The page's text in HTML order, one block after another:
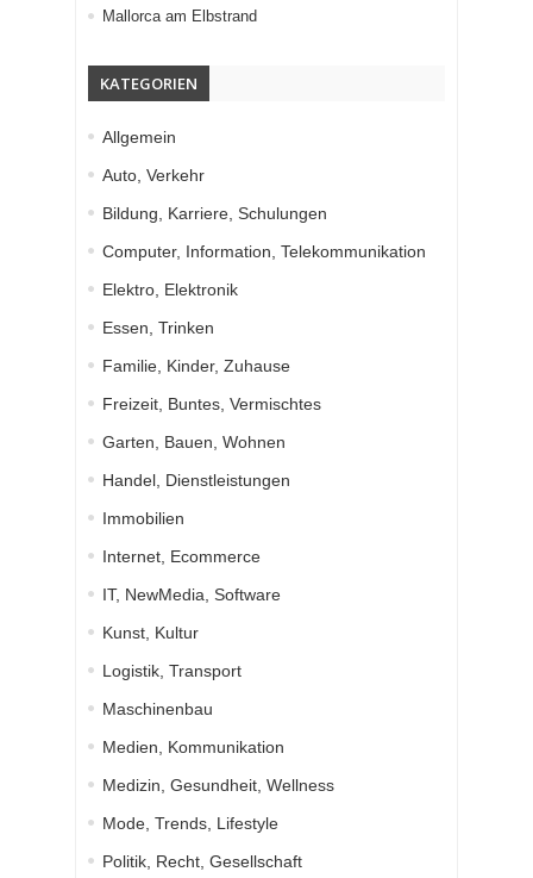
Mallorca am Elbstrand
KATEGORIEN
Allgemein
Auto, Verkehr
Bildung, Karriere, Schulungen
Computer, Information, Telekommunikation
Elektro, Elektronik
Essen, Trinken
Familie, Kinder, Zuhause
Freizeit, Buntes, Vermischtes
Garten, Bauen, Wohnen
Handel, Dienstleistungen
Immobilien
Internet, Ecommerce
IT, NewMedia, Software
Kunst, Kultur
Logistik, Transport
Maschinenbau
Medien, Kommunikation
Medizin, Gesundheit, Wellness
Mode, Trends, Lifestyle
Politik, Recht, Gesellschaft